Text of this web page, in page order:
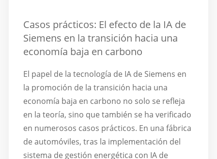
Casos prácticos: El efecto de la IA de
Siemens en la transición hacia una
economía baja en carbono
El papel de la tecnología de IA de Siemens en
la promoción de la transición hacia una
economía baja en carbono no solo se refleja
en la teoría, sino que también se ha verificado
en numerosos casos prácticos. En una fábrica
de automóviles, tras la implementación del
sistema de gestión energética con IA de